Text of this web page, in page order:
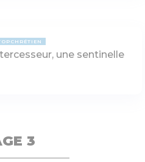
une sentinelle
3